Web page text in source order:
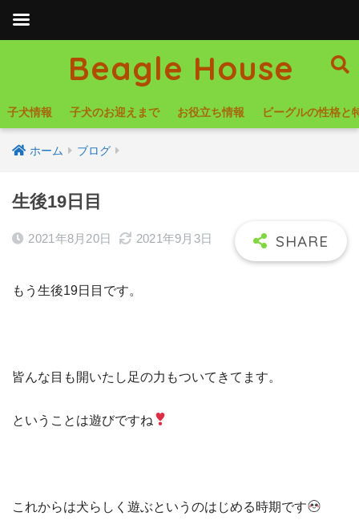
Beagle House
子犬情報 子犬のお迎えまで お役立ち情報 ビーグルの性格と
ホーム ブログ
生後19日目
2021年8月20日 2021年9月3日
もう生後19日目です。
皆んな目も開いたし足の力もついてきてます。
ということは遊びですね
これからは犬らしく遊ぶというのはじめる時期です